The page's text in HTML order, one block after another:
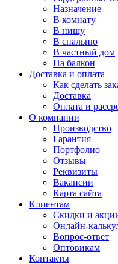
Назначение
В комнату
В нишу
В спальню
В частный дом
На балкон
Доставка и оплата
Как сделать
Доставка
Оплата и
О компании
Производство
Гарантия
Портфолио
Отзывы
Реквизиты
Вакансии
Карта сайта
Клиентам
Скидки и
Онлайн-
Вопрос-ответ
Оптовикам
Контакты